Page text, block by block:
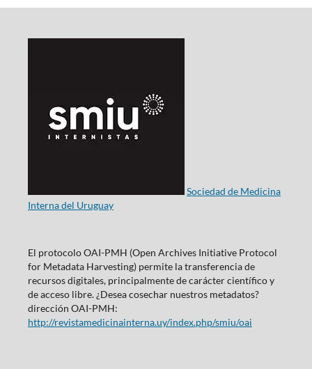
Sociedad de Medicina
Interna del Uruguay
El protocolo OAI-PMH (Open Archives Initiative Protocol
for Metadata Harvesting) permite la transferencia de
recursos digitales, principalmente de carácter científico y
de acceso libre. ¿Desea cosechar nuestros metadatos?
dirección OAI-PMH:
http://revistamedicinainterna.uy/index.php/smiu/oai